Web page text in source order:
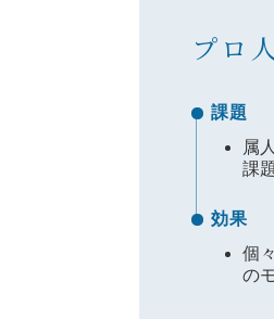
プロ
課題
属
課
効果
個
の